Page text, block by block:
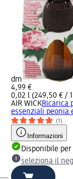
dm
4,99 €
0,02 l (249,50 € /
AIR WICKRicarica
essenziali peonia
(1)
Informazioni
Disponibile
seleziona il